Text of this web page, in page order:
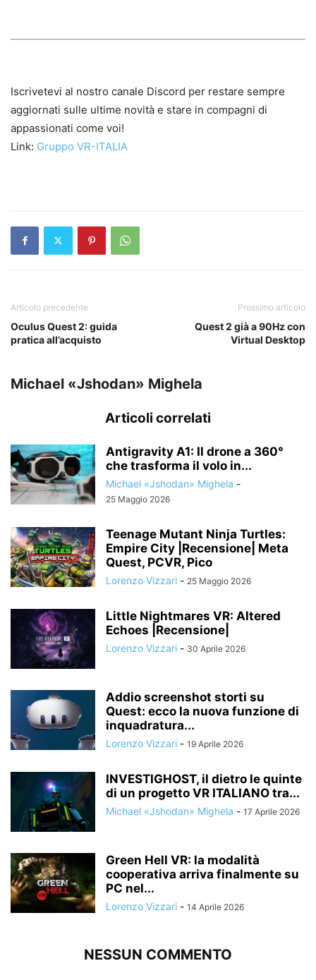
Iscrivetevi al nostro canale Discord per restare sempre
aggiornati sulle ultime novità e stare in compagni di
appassionati come voi!
Link: Gruppo VR-ITALIA
Articolo precedente
Oculus Quest 2: guida
pratica all’acquisto
Prossimo articolo
Quest 2 già a 90Hz con
Virtual Desktop
Michael «Jshodan» Mighela
Articoli correlati
Antigravity A1: Il drone a 360°
che trasforma il volo in...
Michael «Jshodan» Mighela -
25 Maggio 2026
Teenage Mutant Ninja Turtles:
Empire City |Recensione| Meta
Quest, PCVR, Pico
Lorenzo Vizzari - 25 Maggio 2026
Little Nightmares VR: Altered
Echoes |Recensione|
Lorenzo Vizzari - 30 Aprile 2026
Addio screenshot storti su
Quest: ecco la nuova funzione di
inquadratura...
Lorenzo Vizzari - 19 Aprile 2026
INVESTIGHOST, il dietro le quinte
di un progetto VR ITALIANO tra...
Michael «Jshodan» Mighela - 17 Aprile 2026
Green Hell VR: la modalità
cooperativa arriva finalmente su
PC nel...
Lorenzo Vizzari - 14 Aprile 2026
NESSUN COMMENTO